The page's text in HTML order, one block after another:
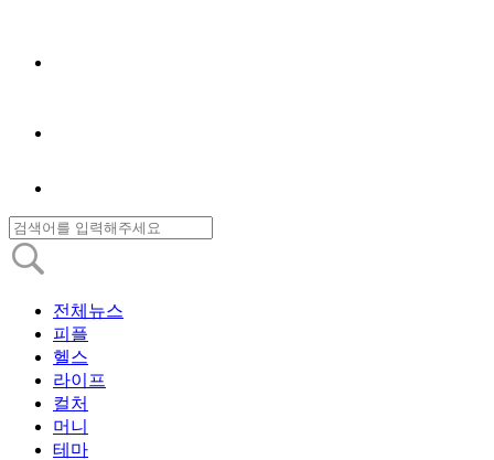
전체뉴스
피플
헬스
라이프
컬처
머니
테마